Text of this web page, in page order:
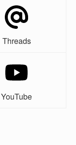
Threads
YouTube